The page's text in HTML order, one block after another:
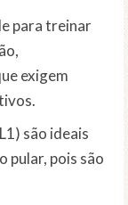
para treinar
exigem
são ideais
pular, pois são